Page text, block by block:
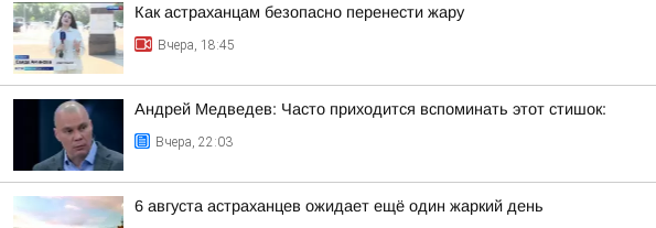
Как астраханцам безопасно перенести жару
Вчера, 18:45
Андрей Медведев: Часто приходится вспоминать этот стишок:
Вчера, 22:03
6 августа астраханцев ожидает ещё один жаркий день